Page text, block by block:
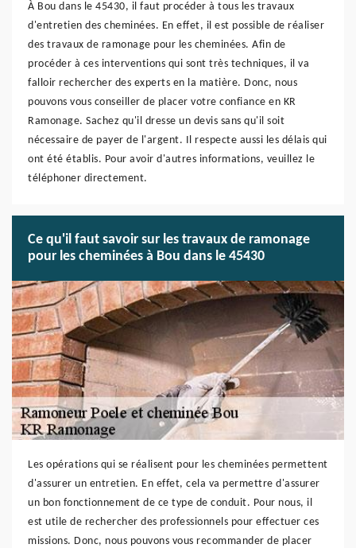
À Bou dans le 45430, il faut procéder à tous les travaux
d'entretien des cheminées. En effet, il est possible de réaliser
des travaux de ramonage pour les cheminées. Afin de
procéder à ces interventions qui sont très techniques, il va
falloir rechercher des experts en la matière. Donc, nous
pouvons vous conseiller de placer votre confiance en KR
Ramonage. Sachez qu'il dresse un devis sans qu'il soit
nécessaire de payer de l'argent. Il respecte aussi les délais qui
ont été établis. Pour avoir d'autres informations, veuillez le
téléphoner directement.
Ce qu'il faut savoir sur les travaux de ramonage
pour les cheminées à Bou dans le 45430
Les opérations qui se réalisent pour les cheminées permettent
d'assurer un entretien. En effet, cela va permettre d'assurer
un bon fonctionnement de ce type de conduit. Pour nous, il
est utile de rechercher des professionnels pour effectuer ces
missions. Donc, nous pouvons vous recommander de placer